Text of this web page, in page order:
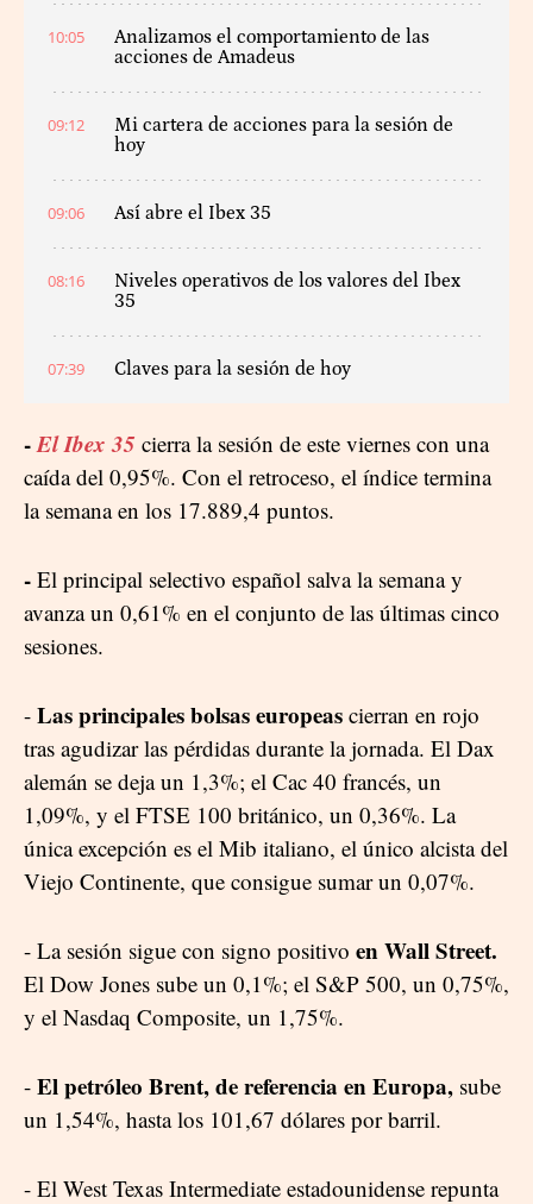
10:05
Analizamos el comportamiento de las
acciones de Amadeus
09:12
Mi cartera de acciones para la sesión de
hoy
09:06 Así abre el Ibex 35
08:16
Niveles operativos de los valores del Ibex
35
07:39 Claves para la sesión de hoy
-El Ibex 35 cierra la sesión de este viernes con una
caída del 0,95%. Con el retroceso, el índice termina
la semana en los 17.889,4 puntos.
- El principal selectivo español salva la semana y
avanza un 0,61% en el conjunto de las últimas cinco
sesiones.
- Las principales bolsas europeas cierran en rojo
tras agudizar las pérdidas durante la jornada. El Dax
alemán se deja un 1,3%; el Cac 40 francés, un
1,09%, y el FTSE 100 británico, un 0,36%. La
única excepción es el Mib italiano, el único alcista del
Viejo Continente, que consigue sumar un 0,07%.
- La sesión sigue con signo positivo en Wall Street.
El Dow Jones sube un 0,1%; el S&P 500, un 0,75%,
y el Nasdaq Composite, un 1,75%.
- El petróleo Brent, de referencia en Europa, sube
un 1,54%, hasta los 101,67 dólares por barril.
- El West Texas Intermediate estadounidense repunta